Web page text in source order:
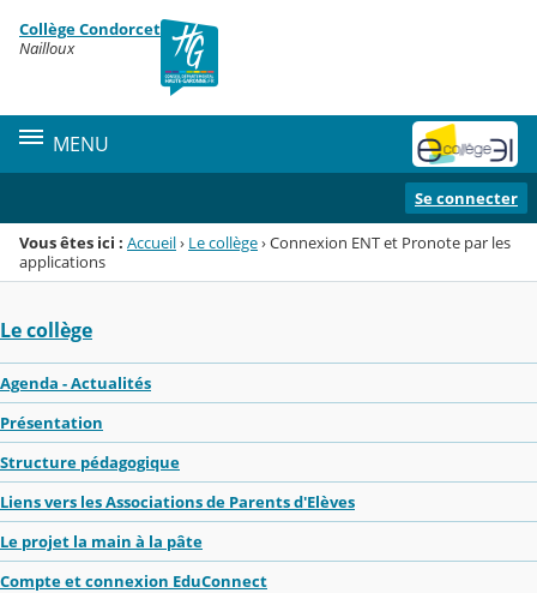
Menu de la rubrique
Contenu
Collège Condorcet
Nailloux
MENU
Se connecter
Vous êtes ici : Accueil› Le collège›Connexion ENT et Pronote par les
applications
Le collège
Agenda - Actualités
Présentation
Structure pédagogique
Liens vers les Associations de Parents d'Elèves
Le projet la main à la pâte
Compte et connexion EduConnect